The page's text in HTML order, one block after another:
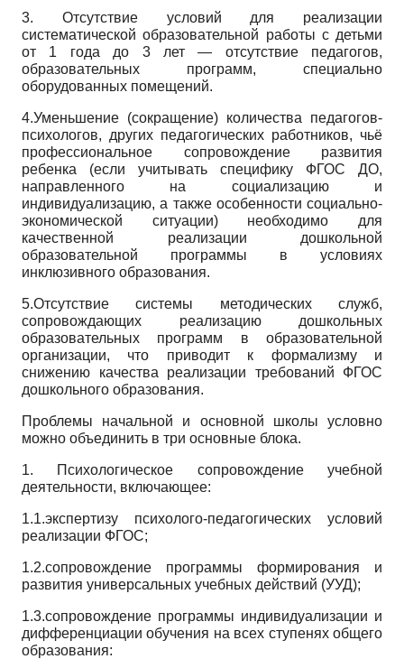
3. Отсутствие условий для реализации
систематической образовательной работы с детьми
от 1 года до 3 лет — отсутствие педагогов,
образовательных программ, специально
оборудованных помещений.
4.Уменьшение (сокращение) количества педагогов-
психологов, других педагогических работников, чьё
профессиональное сопровождение развития
ребенка (если учитывать специфику ФГОС ДО,
направленного на социализацию и
индивидуализацию, а также особенности социально-
экономической ситуации) необходимо для
качественной реализации дошкольной
образовательной программы в условиях
инклюзивного образования.
5.Отсутствие системы методических служб,
сопровождающих реализацию дошкольных
образовательных программ в образовательной
организации, что приводит к формализму и
снижению качества реализации требований ФГОС
дошкольного образования.
Проблемы начальной и основной школы условно
можно объединить в три основные блока.
1. Психологическое сопровождение учебной
деятельности, включающее:
1.1.экспертизу психолого-педагогических условий
реализации ФГОС;
1.2.сопровождение программы формирования и
развития универсальных учебных действий (УУД);
1.3.сопровождение программы индивидуализации и
дифференциации обучения на всех ступенях общего
образования: